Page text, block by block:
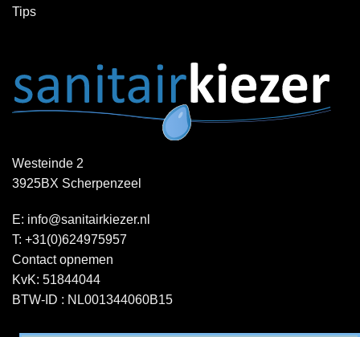
Tips
Westeinde 2
3925BX Scherpenzeel
E: info@sanitairkiezer.nl
T: +31(0)624975957
Contact opnemen
KvK: 51844044
BTW-ID : NL001344060B15